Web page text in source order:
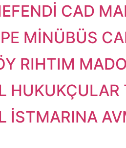
CAD
MİNÜBÜS
RIHTIM MADO
HUKUKÇULAR
İSTMARINA